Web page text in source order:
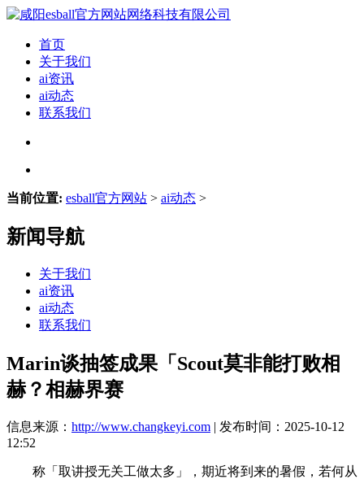
首页
关于我们
ai资讯
ai动态
联系我们
当前位置: esball官方网站 > ai动态 >
新闻导航
关于我们
ai资讯
ai动态
联系我们
Marin谈抽签成果「Scout莫非能打败相
赫？相赫界赛
信息来源： http://www.changkeyi.com | 发布时间：2025-10-12
12:52
称「取讲授无关工做太多」，期近将到来的暑假，若何从